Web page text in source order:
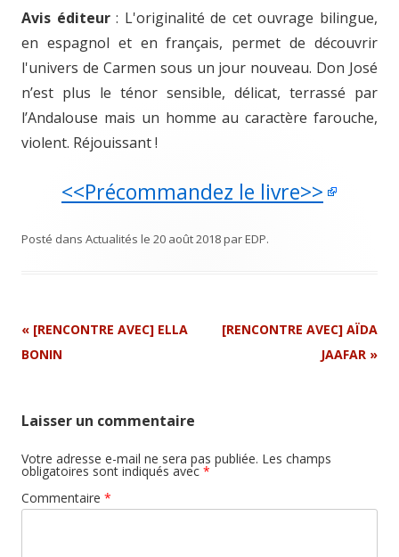
Avis éditeur: L'originalité de cet ouvrage bilingue,
en espagnol et en français, permet de découvrir
l'univers de Carmen sous un jour nouveau. Don José
n’est plus le ténor sensible, délicat, terrassé par
l’Andalouse mais un homme au caractère farouche,
violent. Réjouissant !
<<Précommandez le livre>>
Posté dans Actualités le 20 août 2018parEDP.
Navigation
Article
« [RENCONTRE AVEC] ELLA
BONIN
[RENCONTRE AVEC] AÏDA
JAAFAR »
Laisser un commentaire
Votre adresse e-mail ne sera pas publiée. Les champs
obligatoires sont indiqués avec *
Commentaire *